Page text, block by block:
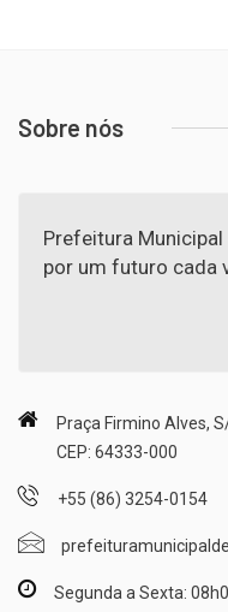
Sobre nós
Prefeitura
por um futuro cada
Praça Firmino Alves,
CEP: 64333-000
+55 (86) 3254-0154
Segunda a Sexta: